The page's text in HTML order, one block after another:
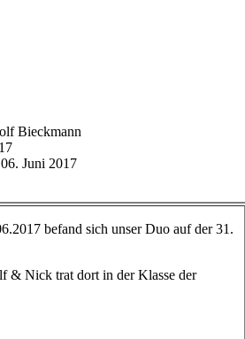
Bieckmann
Juni 2017
befand sich unser Duo auf der 31.
& Nick trat dort in der Klasse der